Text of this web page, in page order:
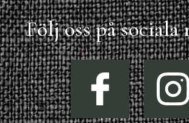
Följ oss på sociala